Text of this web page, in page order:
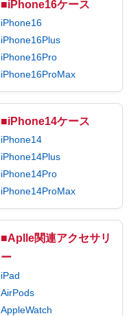
■iPhone16ケース
iPhone16
iPhone16Plus
iPhone16Pro
iPhone16ProMax
■iPhone14ケース
iPhone14
iPhone14Plus
iPhone14Pro
iPhone14ProMax
■Aplle関連アクセサリ
ー
iPad
AirPods
AppleWatch